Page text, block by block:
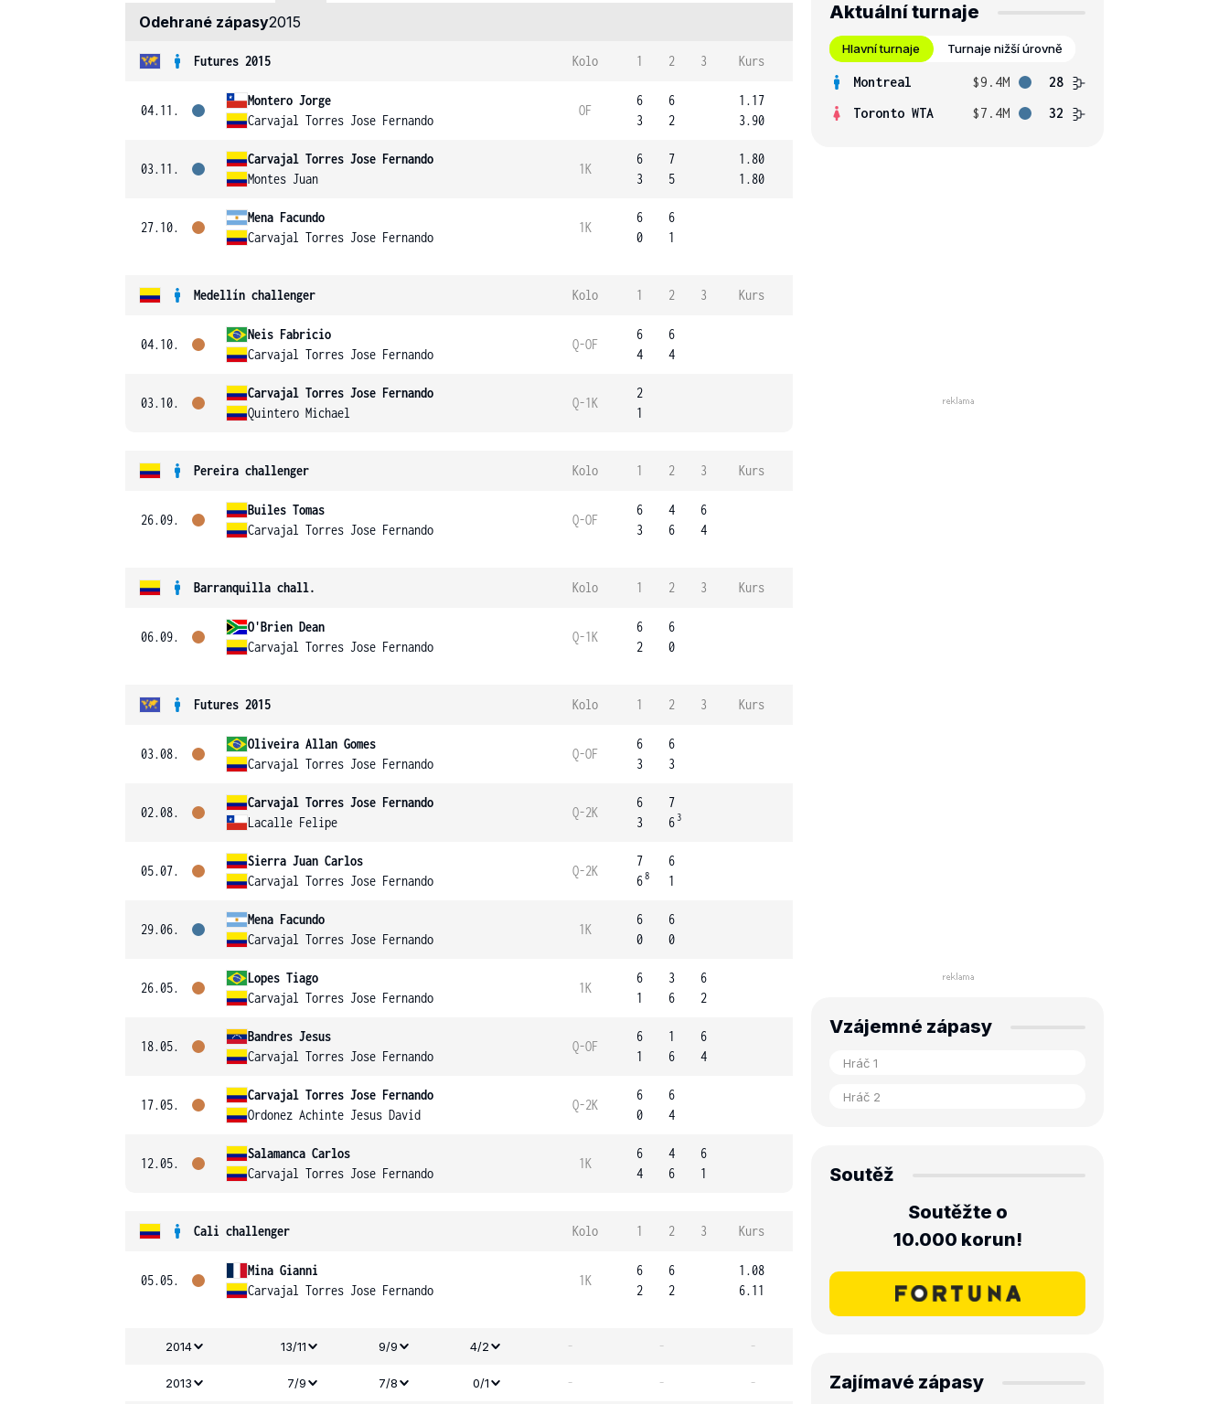
Odehrané zápasy2015
Futures 2015 Kolo 1 2 3 Kurs
04.11.
Montero Jorge
Carvajal Torres Jose Fernando
OF
6
3
6
2
1.17
3.90
03.11.
Carvajal Torres Jose Fernando
Montes Juan
1K
6
3
7
5
1.80
1.80
27.10.
Mena Facundo
Carvajal Torres Jose Fernando
1K
6
0
6
1
Medellín challenger Kolo 1 2 3 Kurs
04.10.
Neis Fabricio
Carvajal Torres Jose Fernando
Q-OF
6
4
6
4
03.10.
Carvajal Torres Jose Fernando
Quintero Michael
Q-1K
2
1
Pereira challenger Kolo 1 2 3 Kurs
26.09.
Builes Tomas
Carvajal Torres Jose Fernando
Q-OF
6
3
4
6
6
4
Barranquilla chall. Kolo 1 2 3 Kurs
06.09.
O'Brien Dean
Carvajal Torres Jose Fernando
Q-1K
6
2
6
0
Futures 2015 Kolo 1 2 3 Kurs
03.08.
Oliveira Allan Gomes
Carvajal Torres Jose Fernando
Q-OF
6
3
6
3
02.08.
Carvajal Torres Jose Fernando
Lacalle Felipe
Q-2K
6
3
7
6 3
05.07.
Sierra Juan Carlos
Carvajal Torres Jose Fernando
Q-2K
7
68
6
1
29.06.
Mena Facundo
Carvajal Torres Jose Fernando
1K
6
0
6
0
26.05.
Lopes Tiago
Carvajal Torres Jose Fernando
1K
6
1
3
6
6
2
18.05.
Bandres Jesus
Carvajal Torres Jose Fernando
Q-OF
6
1
1
6
6
4
17.05.
Carvajal Torres Jose Fernando
Ordonez Achinte Jesus David
Q-2K
6
0
6
4
12.05.
Salamanca Carlos
Carvajal Torres Jose Fernando
1K
6
4
4
6
6
1
Cali challenger Kolo 1 2 3 Kurs
05.05.
Mina Gianni
Carvajal Torres Jose Fernando
1K
6
2
6
2
1.08
6.11
2014 13/11 9/9 4/2 - - -
2013 7/9 7/8 0/1 - - -
Aktuální turnaje
Hlavní turnaje Turnaje nižší úrovně
Montreal $9.4M
28
Toronto WTA
$7.4M 32
Vzájemné zápasy
Soutěž
Soutěžte o
10.000 korun!
Zajímavé zápasy